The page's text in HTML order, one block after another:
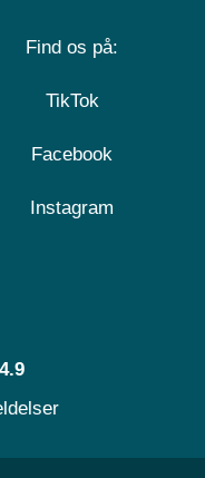
Find os på:
TikTok
Facebook
Instagram